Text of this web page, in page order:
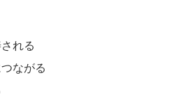
れる
ながる